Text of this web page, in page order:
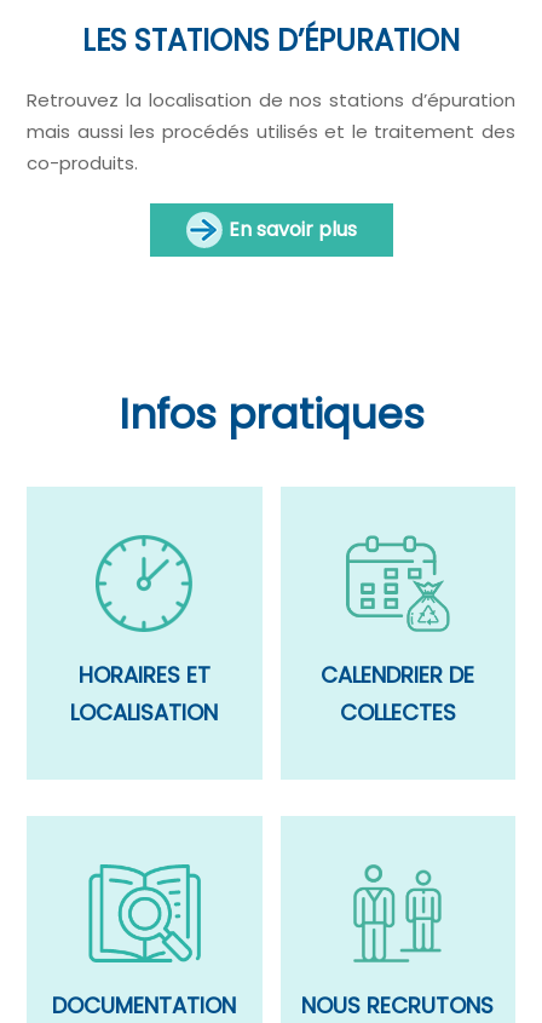
LES STATIONS D’ÉPURATION
Retrouvez la localisation de nos stations d’épuration
mais aussi les procédés utilisés et le traitement des
co-produits.
En savoir plus
Infos pratiques
HORAIRES ET
LOCALISATION
CALENDRIER DE
COLLECTES
DOCUMENTATION NOUS RECRUTONS